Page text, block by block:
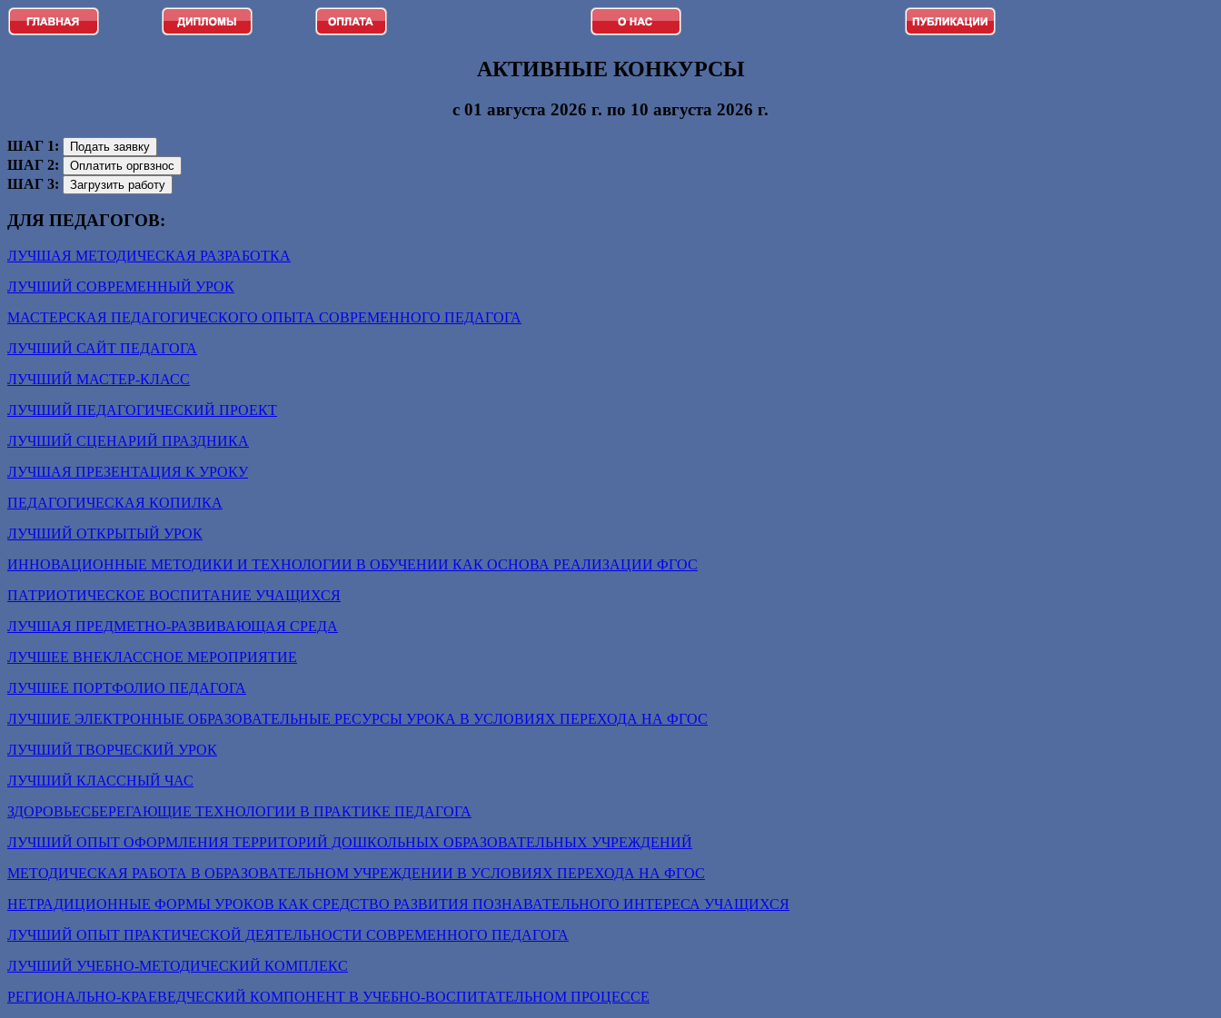
АКТИВНЫЕ КОНКУРСЫ
с 01 августа 2026 г. по 10 августа 2026 г.
ШАГ 1:
ШАГ 2:
ШАГ 3:
ДЛЯ ПЕДАГОГОВ:
ЛУЧШАЯ МЕТОДИЧЕСКАЯ РАЗРАБОТКА
ЛУЧШИЙ СОВРЕМЕННЫЙ УРОК
МАСТЕРСКАЯ ПЕДАГОГИЧЕСКОГО ОПЫТА СОВРЕМЕННОГО ПЕДАГОГА
ЛУЧШИЙ САЙТ ПЕДАГОГА
ЛУЧШИЙ МАСТЕР-КЛАСС
ЛУЧШИЙ ПЕДАГОГИЧЕСКИЙ ПРОЕКТ
ЛУЧШИЙ СЦЕНАРИЙ ПРАЗДНИКА
ЛУЧШАЯ ПРЕЗЕНТАЦИЯ К УРОКУ
ПЕДАГОГИЧЕСКАЯ КОПИЛКА
ЛУЧШИЙ ОТКРЫТЫЙ УРОК
ИННОВАЦИОННЫЕ МЕТОДИКИ И ТЕХНОЛОГИИ В ОБУЧЕНИИ КАК ОСНОВА РЕАЛИЗАЦИИ ФГОС
ПАТРИОТИЧЕСКОЕ ВОСПИТАНИЕ УЧАЩИХСЯ
ЛУЧШАЯ ПРЕДМЕТНО-РАЗВИВАЮЩАЯ СРЕДА
ЛУЧШЕЕ ВНЕКЛАССНОЕ МЕРОПРИЯТИЕ
ЛУЧШЕЕ ПОРТФОЛИО ПЕДАГОГА
ЛУЧШИЕ ЭЛЕКТРОННЫЕ ОБРАЗОВАТЕЛЬНЫЕ РЕСУРСЫ УРОКА В УСЛОВИЯХ ПЕРЕХОДА НА ФГОС
ЛУЧШИЙ ТВОРЧЕСКИЙ УРОК
ЛУЧШИЙ КЛАССНЫЙ ЧАС
ЗДОРОВЬЕСБЕРЕГАЮЩИЕ ТЕХНОЛОГИИ В ПРАКТИКЕ ПЕДАГОГА
ЛУЧШИЙ ОПЫТ ОФОРМЛЕНИЯ ТЕРРИТОРИЙ ДОШКОЛЬНЫХ ОБРАЗОВАТЕЛЬНЫХ УЧРЕЖДЕНИЙ
МЕТОДИЧЕСКАЯ РАБОТА В ОБРАЗОВАТЕЛЬНОМ УЧРЕЖДЕНИИ В УСЛОВИЯХ ПЕРЕХОДА НА ФГОС
НЕТРАДИЦИОННЫЕ ФОРМЫ УРОКОВ КАК СРЕДСТВО РАЗВИТИЯ ПОЗНАВАТЕЛЬНОГО ИНТЕРЕСА УЧАЩИХСЯ
ЛУЧШИЙ ОПЫТ ПРАКТИЧЕСКОЙ ДЕЯТЕЛЬНОСТИ СОВРЕМЕННОГО ПЕДАГОГА
ЛУЧШИЙ УЧЕБНО-МЕТОДИЧЕСКИЙ КОМПЛЕКС
РЕГИОНАЛЬНО-КРАЕВЕДЧЕСКИЙ КОМПОНЕНТ В УЧЕБНО-ВОСПИТАТЕЛЬНОМ ПРОЦЕССЕ